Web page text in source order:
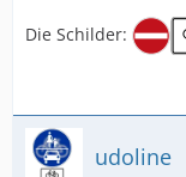
Die Schilder:
udoline